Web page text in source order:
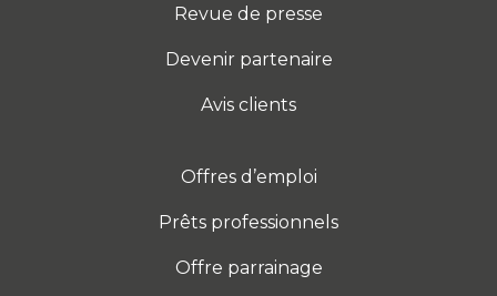
Revue de presse
Devenir partenaire
Avis clients
Offres d’emploi
Prêts professionnels
Offre parrainage